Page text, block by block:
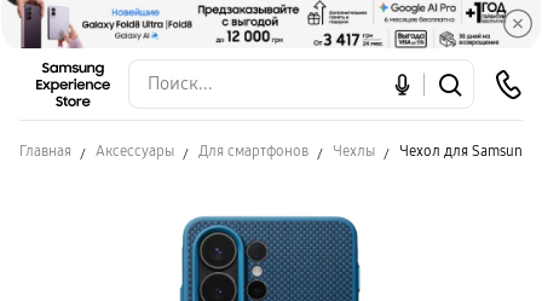
Главная Аксессуары Для смартфонов Чехлы Чехол для Samsung